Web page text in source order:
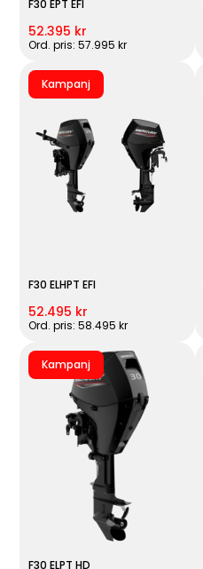
F30 EPT EFI
52.395 kr
Ord. pris: 57.995 kr
Kampanj
F30 ELHPT EFI
52.495 kr
Ord. pris: 58.495 kr
Kampanj
F30 ELPT HD